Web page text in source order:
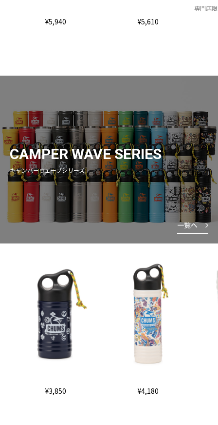
¥5,940 ¥5,610
専門店
CAMPER WAVE SERIES
キャンパーウェーブシリーズ
一覧へ
¥3,850 ¥4,180